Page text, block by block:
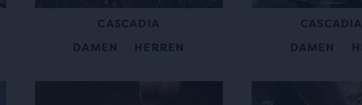
CASCADIA
DAMEN
HERREN
DAMEN